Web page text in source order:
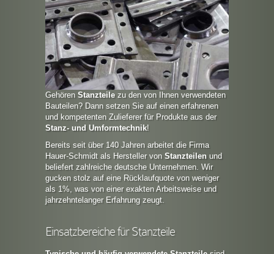
Gehören Stanzteilezu den von Ihnen verwendeten
Bauteilen? Dann setzen Sie auf einen erfahrenen
und kompetenten Zulieferer für Produkte aus der
Stanz- und Umformtechnik!
Bereits seit über 140 Jahren arbeitet die Firma
Hauer-Schmidt als Hersteller von Stanzteilenund
beliefert zahlreiche deutsche Unternehmen. Wir
gucken stolz auf eine Rücklaufquote von weniger
als 1%, was von einer exakten Arbeitsweise und
jahrzehntelanger Erfahrung zeugt.
Einsatzbereiche für Stanzteile